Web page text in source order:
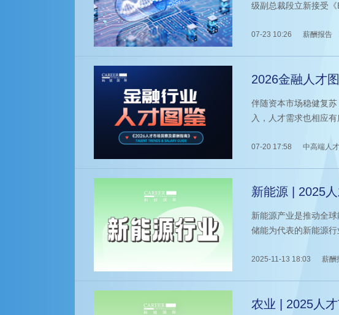
级副总裁段立新接受
07-23 10:26 薪酬报告
2026金融人才
伴随资本市场稳健复
入，人才需求也相应有
07-20 17:58 中高端人
新能源 | 2025
新能源产业是推动全
储能为代表的新能源
游用户需求，并不断
2025-11-13 18:03 薪酬
农业 | 2025人